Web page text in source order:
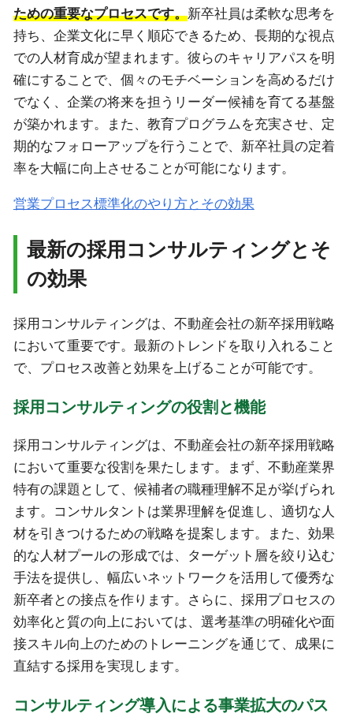
ための重要なプロセスです。新卒社員は柔軟な思考を
持ち、企業文化に早く順応できるため、長期的な視点
での人材育成が望まれます。彼らのキャリアパスを明
確にすることで、個々のモチベーションを高めるだけ
でなく、企業の将来を担うリーダー候補を育てる基盤
が築かれます。また、教育プログラムを充実させ、定
期的なフォローアップを行うことで、新卒社員の定着
率を大幅に向上させることが可能になります。
営業プロセス標準化のやり方とその効果
最新の採用コンサルティングとそ
の効果
採用コンサルティングは、不動産会社の新卒採用戦略
において重要です。最新のトレンドを取り入れること
で、プロセス改善と効果を上げることが可能です。
採用コンサルティングの役割と機能
採用コンサルティングは、不動産会社の新卒採用戦略
において重要な役割を果たします。まず、不動産業界
特有の課題として、候補者の職種理解不足が挙げられ
ます。コンサルタントは業界理解を促進し、適切な人
材を引きつけるための戦略を提案します。また、効果
的な人材プールの形成では、ターゲット層を絞り込む
手法を提供し、幅広いネットワークを活用して優秀な
新卒者との接点を作ります。さらに、採用プロセスの
効率化と質の向上においては、選考基準の明確化や面
接スキル向上のためのトレーニングを通じて、成果に
直結する採用を実現します。
コンサルティング導入による事業拡大のパス